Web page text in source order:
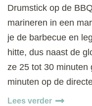
Drumstick op de
marineren in een
je de barbecue en
hitte, dus naast de
ze 25 tot 30 minuten
minuten op de
Lees verder